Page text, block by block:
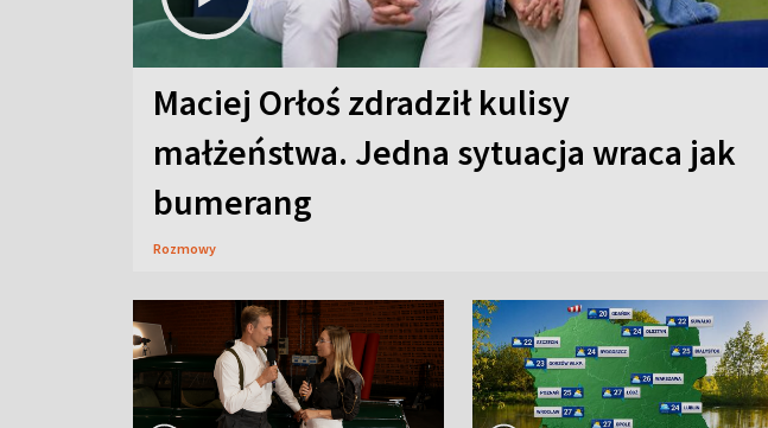
Maciej Orłoś zdradził kulisy
małżeństwa. Jedna sytuacja wraca jak
bumerang
Rozmowy